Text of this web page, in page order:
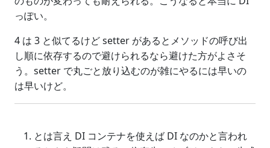
っぽい。
4 は 3 と似てるけど setter があるとメソッドの呼び出
し順に依存するので避けられるなら避けた方がよさそ
う。setter で丸ごと放り込むのが雑にやるには早いの
は早いけど。
とは言え DI コンテナを使えば DI なのかと言われ